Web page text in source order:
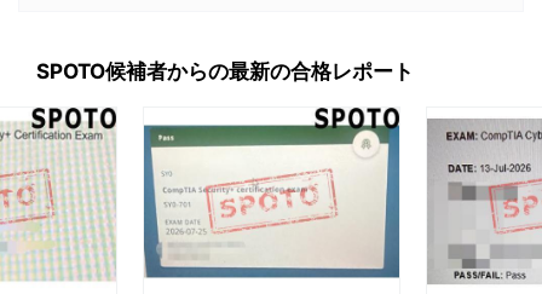
SPOTO候補者からの最新の合格レポート